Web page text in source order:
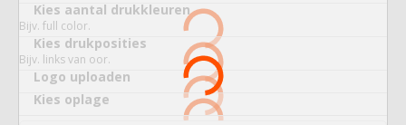
Kies aantal drukkleuren
Bijv. full color.
Kies drukposities
Bijv. links van oor.
Logo uploaden
Kies oplage